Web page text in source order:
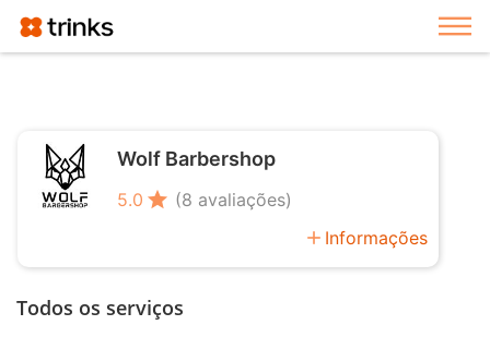
Wolf Barbershop
5.0 star (8 avaliações)
add Informações
Todos os serviços